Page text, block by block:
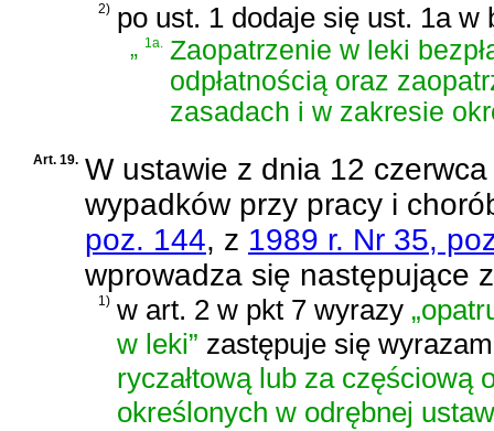
2) po ust. 1 dodaje się ust. 1a w
„ 1a. Zaopatrzenie w leki
odpłatnością oraz
zasadach i w zakresie
Art. 19. W ustawie z dnia 12
wypadków przy pracy i
poz. 144, z 1989 r. Nr 35,
wprowadza się następujące
1) w art. 2 w pkt 7 wyrazy
w leki” zastępuje się
ryczałtową lub za częściową
określonych w odrębnej